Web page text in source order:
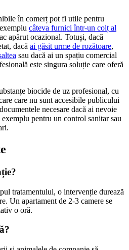
în comerț pot fi utile pentru
câteva furnici într-un colț al
apărut ocazional. Totuși, dacă
dacă ai găsit urme de rozătoare,
sau dacă ai un spațiu comercial
este singura soluție care oferă
biocide de uz profesional, cu
care nu sunt accesibile publicului
necesare dacă ai nevoie
pentru un control sanitar sau
tratamentului, o intervenție durează
Un apartament de 2-3 camere se
o oră.